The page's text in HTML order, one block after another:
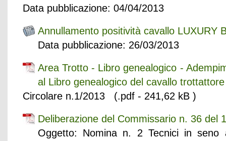
Data pubblicazione: 04/04/2013
Annullamento positività cavallo LUXURY
Data pubblicazione: 26/03/2013
Area Trotto - Libro genealogico -
al Libro genealogico del cavallo
Circolare n.1/2013 (.pdf - 241,62 kB )
Deliberazione del Commissario n. 36 del
Oggetto: Nomina n. 2 Tecnici in seno